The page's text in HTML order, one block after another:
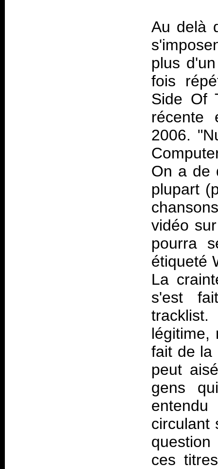
Au delà
plus
fois
Side Of
récente
2006.
On a de
plupart
vidéo
pourra
étiqueté
La
s'est
légitime,
fait de la
peut
gens
circulant
ces